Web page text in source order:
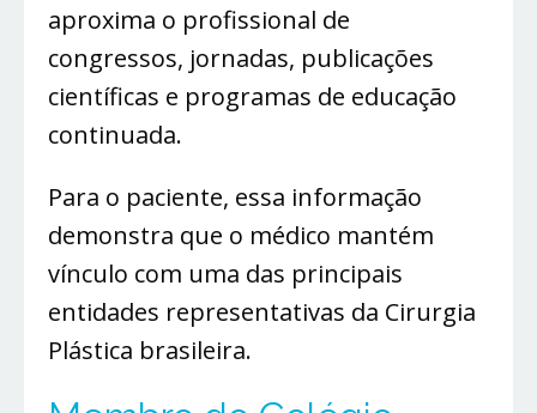
aproxima o profissional de
congressos, jornadas, publicações
científicas e programas de educação
continuada.
Para o paciente, essa informação
demonstra que o médico mantém
vínculo com uma das principais
entidades representativas da Cirurgia
Plástica brasileira.